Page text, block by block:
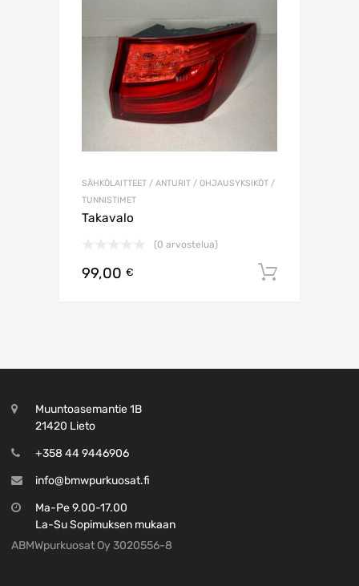
SÄHKÖLAITTEET / ANTURIT / OHJAUSYKSIKÖT /
TUNNISTIMET
Takavalo
(0 arvostelua)
99,00 €
Muuntoasemantie 1B
21420 Lieto
+358 44 9446906
info@bmwpurkuosat.fi
Ma-Pe 9.00-17.00
La-Su Sopimuksen mukaan
ABMWpurkuosat Oy 3020556-8